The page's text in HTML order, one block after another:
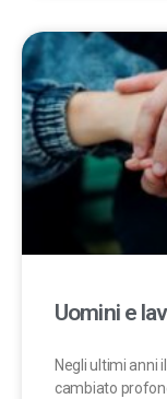
Uomini e
Negli ultimi anni
cambiato